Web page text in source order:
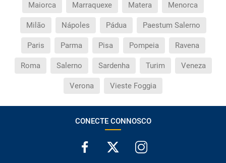
Maiorca Marraquexe Matera Menorca
Milão Nápoles Pádua Paestum Salerno
Paris Parma Pisa Pompeia Ravena
Roma Salerno Sardenha Turim Veneza
Verona Vieste Foggia
CONECTE CONNOSCO